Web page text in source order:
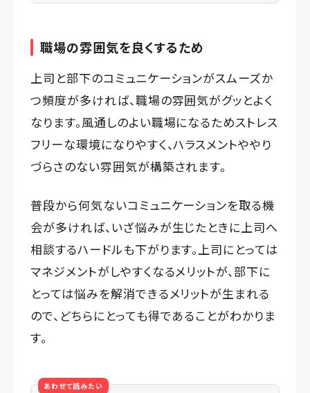
職場の雰囲気を良くするため
上司と部下のコミュニケーションがスムーズか
つ頻度が多ければ、職場の雰囲気がグッとよく
なります。風通しのよい職場になるためストレス
フリーな環境になりやすく、ハラスメントややり
づらさのない雰囲気が構築されます。
普段から何気ないコミュニケーションを取る機
会が多ければ、いざ悩みが生じたときに上司へ
相談するハードルも下がります。上司にとっては
マネジメントがしやすくなるメリットが、部下に
とっては悩みを解消できるメリットが生まれる
ので、どちらにとっても得であることがわかりま
す。
あわせて読みたい